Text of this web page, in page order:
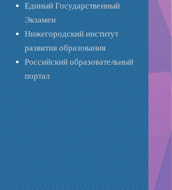
Единый Государственный
Экзамен
Нижегородский институт
развития образования
Российский образовательный
портал